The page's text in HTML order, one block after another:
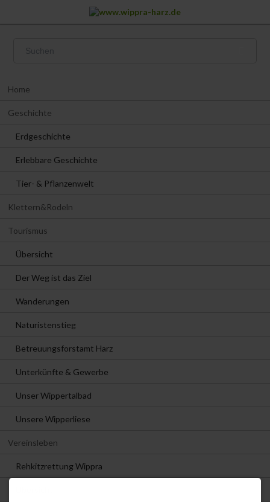
überspringen
Home
Geschichte
Erdgeschichte
Erlebbare Geschichte
Tier- & Pflanzenwelt
Klettern&Rodeln
Tourismus
Übersicht
Der Weg ist das Ziel
Wanderungen
Naturistenstieg
Betreuungsforstamt Harz
Unterkünfte & Gewerbe
Unser Wippertalbad
Unsere Wipperliese
Vereinsleben
Rehkitzrettung Wippra